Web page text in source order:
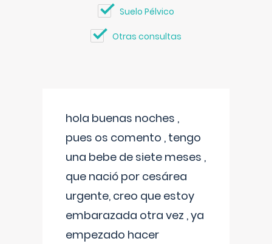
Suelo Pélvico
Otras consultas
hola buenas noches ,
pues os comento , tengo
una bebe de siete meses ,
que nació por cesárea
urgente, creo que estoy
embarazada otra vez , ya
empezado hacer